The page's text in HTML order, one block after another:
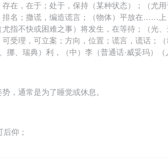
在，在于；处于，保持（某种状态）；（尤
排名；撒谎，编造谎言；（物体）平放在……
指不快或困难之事）将发生，在等待；（光、
受理，可立案；方向，位置；谎言，谎话；
挪、瑞典）利，（中）李（普通话·威妥玛）（
，通常是为了睡觉或休息。
仰；